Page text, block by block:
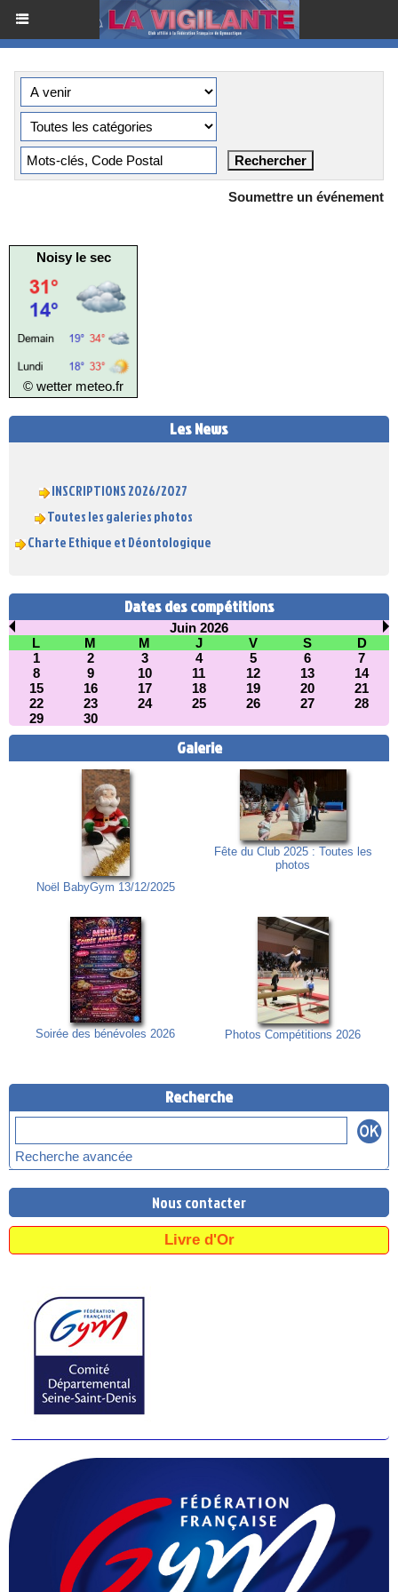
Soumettre un événement
Noisy le sec
© wetter meteo.fr
Les News
INSCRIPTIONS 2026/2027
Toutes les galeries photos
Charte Ethique et Déontologique
Dates des compétitions
Juin 2026
L
M M J V S
D
1
2 3 4 5 6
7
8
9 10 11 12 13
14
15
16 17 18 19 20
21
22
23 24 25 26 27
28
29
30
Galerie
Noël BabyGym 13/12/2025
Fête du Club 2025 : Toutes les
photos
Soirée des bénévoles 2026 Photos Compétitions 2026
Recherche
Recherche avancée
Nous contacter
Livre d'Or